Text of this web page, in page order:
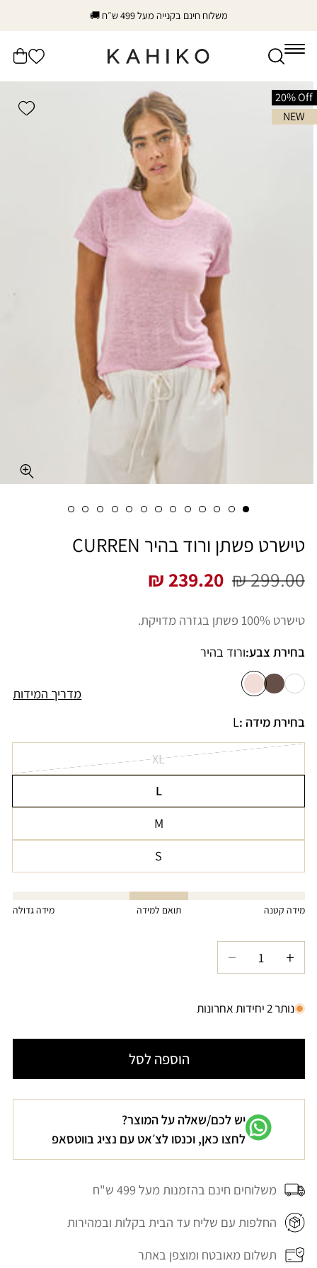
משלוח חינם בקנייה מעל 499 ש״ח 🚚
הרשימה
שלי עֲגָלָה
דלג
לפרטי
המוצר
20% Off
NEW
טישרט פשתן ורוד בהיר CURREN
מחיר
רגיל
299.00 ₪
מחיר
מבצע
239.20 ₪
טישרט 100% פשתן בגזרה מדויקת.
בחירת צבע:ורוד בהיר
מדריך המידות
בחירת מידה : L
XL
הגרסה
אזלה
זמינה
L
הגרסה
אזלה
או
לא
M
הגרסה
אזלה
לא
זמינה
S
הגרסה
אזלה
או
מידה קטנה תואם למידה מידה גדולה
הגדל
עבור
פשתן
בהיר
CURREN
עבור
פשתן
בהיר
CURREN
נותר 2 יחידות אחרונות
הוספה לסל
יש לכם/שאלה על המוצר?
לחצו כאן, וכנסו לצ׳אט עם נציג בווטסאפ
משלוחים חינם בהזמנות מעל 499 ש"ח
החלפות עם שליח עד הבית בקלות ובמהירות
תשלום מאובטח ומוצפן באתר